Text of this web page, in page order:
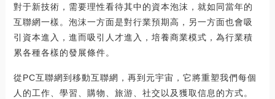
對于新技術，需要理性看待其中的資本泡沫，就如同當年的
互聯網一樣。泡沫一方面是對行業預期高，另一方面也會吸
引資本進入，進而吸引人才進入，培養商業模式，為行業積
累各種各樣的發展條件。
從PC互聯網到移動互聯網，再到元宇宙，它將重塑我們每個
人的工作、學習、購物、旅游、社交以及獲取信息的方式。